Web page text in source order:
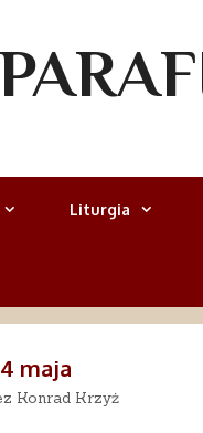
Liturgia
maja
Konrad Krzyż